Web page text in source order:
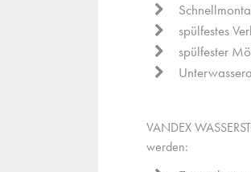
spülfestes
spülfester
VANDEX
werden: